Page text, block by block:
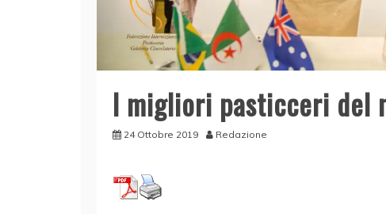
I migliori pasticceri del
24 Ottobre 2019 Redazione